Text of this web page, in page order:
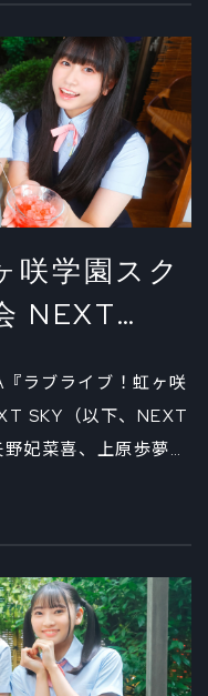
イブなど、この先
ってもらった。
咲学園スク
NEXT
ニジガク」
ラブライブ！虹ヶ咲
SKY（以下、NEXT
妃菜喜、上原歩夢
。